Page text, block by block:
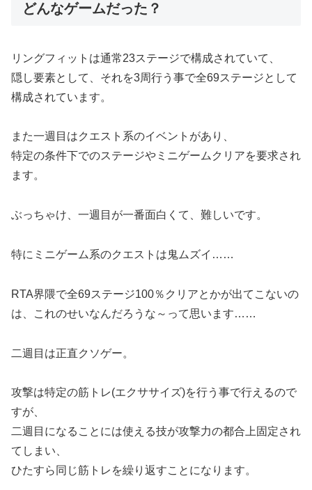
どんなゲームだった？
リングフィットは通常23ステージで構成されていて、
隠し要素として、それを3周行う事で全69ステージとして
構成されています。
また一週目はクエスト系のイベントがあり、
特定の条件下でのステージやミニゲームクリアを要求され
ます。
ぶっちゃけ、一週目が一番面白くて、難しいです。
特にミニゲーム系のクエストは鬼ムズイ……
RTA界隈で全69ステージ100％クリアとかが出てこないの
は、これのせいなんだろうな～って思います……
二週目は正直クソゲー。
攻撃は特定の筋トレ(エクササイズ)を行う事で行えるので
すが、
二週目になることには使える技が攻撃力の都合上固定され
てしまい、
ひたすら同じ筋トレを繰り返すことになります。